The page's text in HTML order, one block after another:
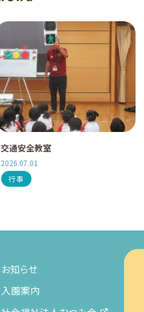
交通安全教室
2026.07.01
行事
お知らせ
入園案内